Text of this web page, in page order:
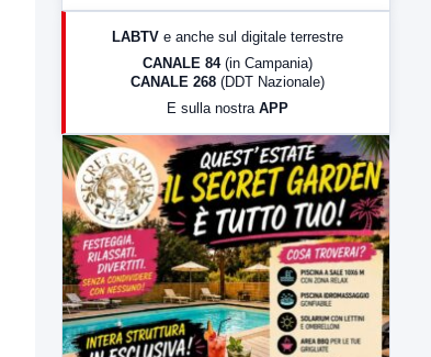
LabNews (Diretta)
23:00 LabNews (replica)
LABTV e anche sul digitale terrestre
CANALE 84 (in Campania)
CANALE 268 (DDT Nazionale)
E sulla nostra APP